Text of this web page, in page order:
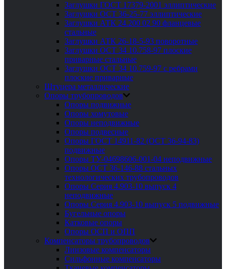
Заглушки ГОСТ 17379-2001 эллиптические
Заглушки ОСТ 36-25-77 эллиптические
Заглушки АТК 24.200 02 90 фланцевые
стальные
Заглушки АТК 26-18-5-93 поворотные
Заглушки ОСТ 34 10.758-97 плоские
приварные стальные
Заглушки ОСТ 34 10.759-97 с ребрами
плоские приварные
Штуцера металлические
Опоры трубопроводов
Опоры подвижные
Опоры хомутовые
Опоры неподвижные
Опоры подвесные
Опоры ГОСТ 14911-82 (ОСТ 36-94-83)
подвижные
Опоры ТУ-04698606-001-04 неподвижные
Опоры ОСТ 36-146-88 стальных
технологических трубопроводов
Опоры Серия 4.903-10 выпуск 4
неподвижные
Опоры Серия 4.903-10 выпуск 5 подвижные
Бугельные опоры
Катковые опоры
Опоры ОСП и ОПП
Компенсаторы трубопроводов
Линзовые компенсаторы
Сильфонные компенсаторы